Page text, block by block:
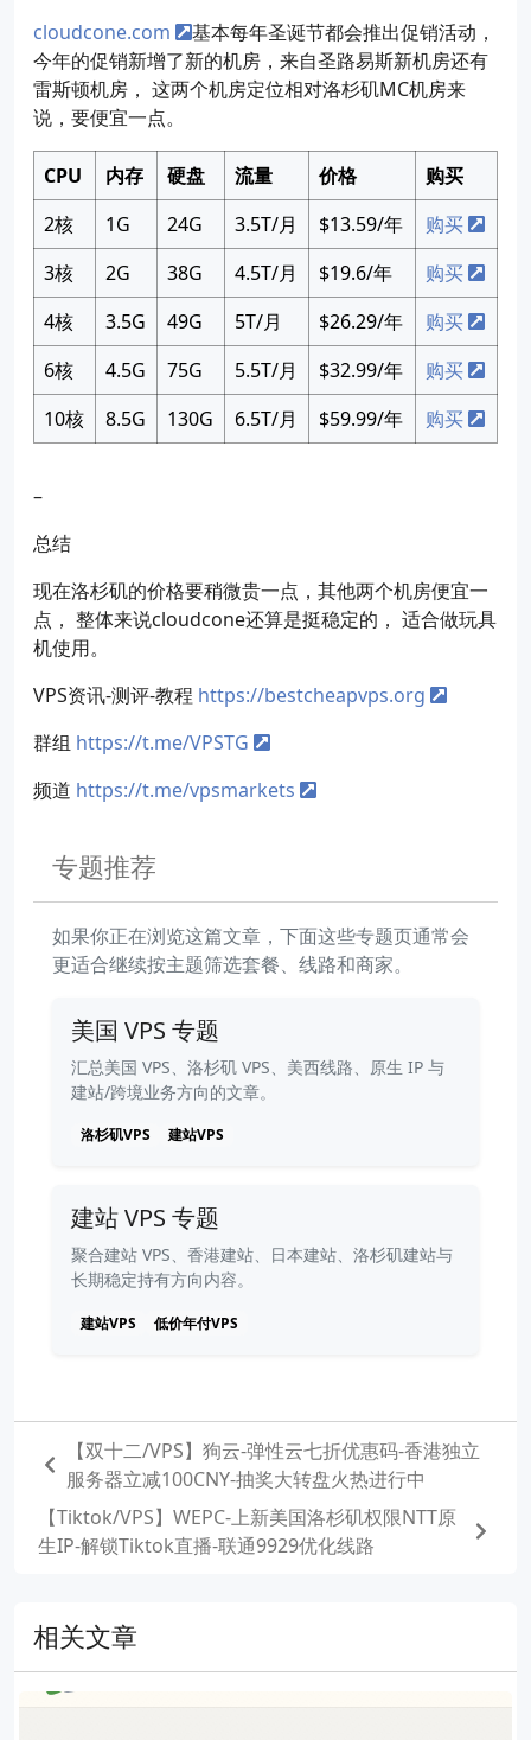
cloudcone.com
基本每年圣诞节都会推出促销活动，
今年的促销新增了新的机房，来自圣路易斯新机房还有
雷斯顿机房， 这两个机房定位相对洛杉矶MC机房来
说，要便宜一点。
CPU 内存 硬盘 流量 价格
购买
2核
1G 24G 3.5T/月 $13.59/年
购买
3核
2G 38G 4.5T/月 $19.6/年
购买
4核
3.5G 49G 5T/月 $26.29/年
购买
6核
4.5G 75G 5.5T/月 $32.99/年
购买
10核
8.5G 130G 6.5T/月 $59.99/年 购买
–
总结
现在洛杉矶的价格要稍微贵一点，其他两个机房便宜一
点， 整体来说cloudcone还算是挺稳定的， 适合做玩具
机使用。
VPS资讯-测评-教程 https://bestcheapvps.org
群组 https://t.me/VPSTG
频道 https://t.me/vpsmarkets
专题推荐
如果你正在浏览这篇文章，下面这些专题页通常会
更适合继续按主题筛选套餐、线路和商家。
美国 VPS 专题
汇总美国 VPS、洛杉矶 VPS、美西线路、原生 IP 与
建站/跨境业务方向的文章。
洛杉矶VPS 建站VPS
建站 VPS 专题
聚合建站 VPS、香港建站、日本建站、洛杉矶建站与
长期稳定持有方向内容。
建站VPS 低价年付VPS
【双十二/VPS】狗云-弹性云七折优惠码-香港独立
服务器立减100CNY-抽奖大转盘火热进行中
【Tiktok/VPS】WEPC-上新美国洛杉矶权限NTT原
生IP-解锁Tiktok直播-联通9929优化线路
相关文章